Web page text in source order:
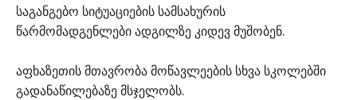
საგანგებო სიტუაციების სამსახურის
წარმომადგენლები ადგილზე კიდევ მუშობენ.
აფხაზეთის მთავრობა მოწავლეების სხვა სკოლებში
გადანაწილებაზე მსჯელობს.